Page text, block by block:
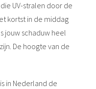
UV-stralen door de
kortst in de middag
jouw schaduw heel
De hoogte van de
in Nederland de